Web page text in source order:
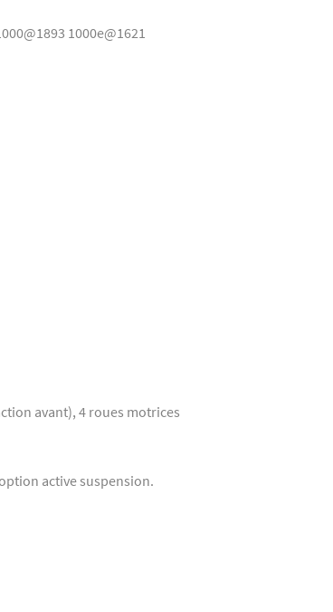
1000e@1621
avant), 4 roues motrices
active suspension.